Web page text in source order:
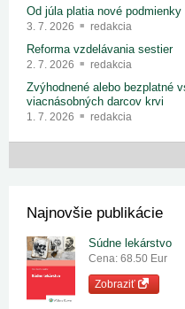
Od júla platia nové
3. 7. 2026 redakcia
Reforma vzdelávania sestier
2. 7. 2026 redakcia
Zvýhodnené alebo bezplatné
viacnásobných darcov krvi
1. 7. 2026 redakcia
Najnovšie publikácie
Súdne lekárstvo
Cena: 68.50 Eur
Zobraziť